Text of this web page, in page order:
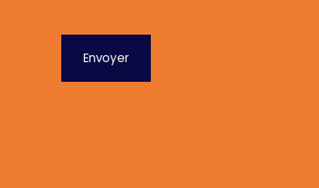
Envoyer